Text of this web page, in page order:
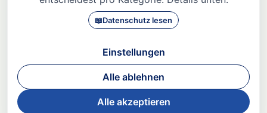
© 2026 Dr. med Heidi Gößlinghoff |
|
Datenschutz|AGBs